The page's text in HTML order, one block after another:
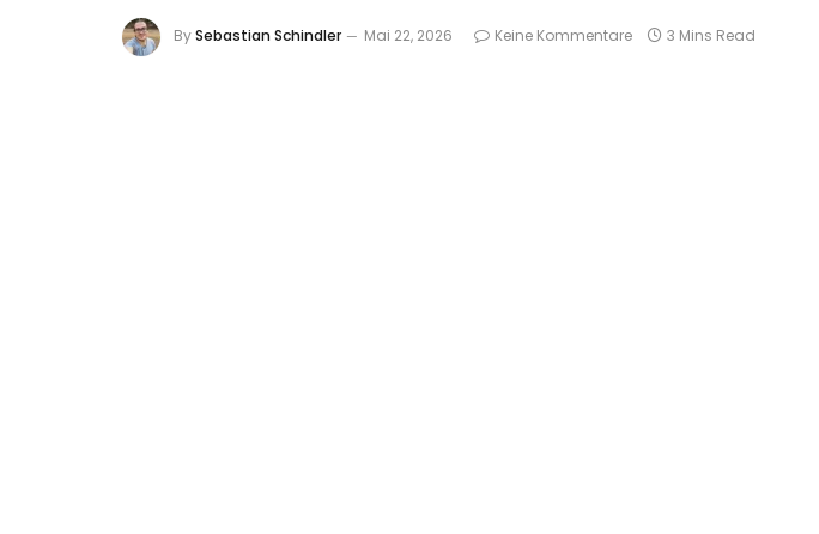
BySebastian Schindler Mai 22, 2026 Keine Kommentare 3 Mins Read